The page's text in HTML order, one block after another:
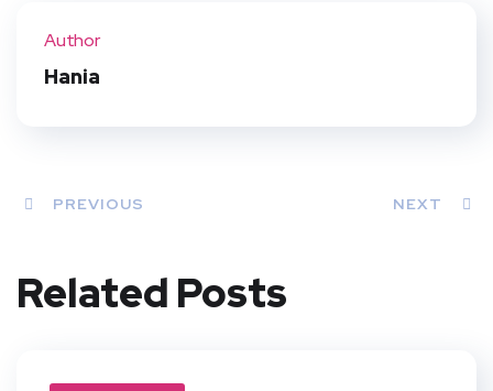
Author
Hania
PREVIOUS NEXT
Related Posts